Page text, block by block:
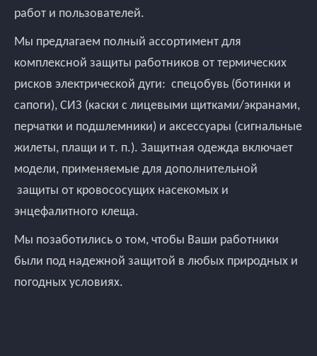
работ и пользователей.
Мы предлагаем полный ассортимент для
комплексной защиты работников от термических
рисков электрической дуги: спецобувь (ботинки и
сапоги), СИЗ (каски с лицевыми щитками/экранами,
перчатки и подшлемники) и аксессуары (сигнальные
жилеты, плащи и т. п.). Защитная одежда включает
модели, применяемые для дополнительной
защиты от кровососущих насекомых и
энцефалитного клеща.
Мы позаботились о том, чтобы Ваши работники
были под надежной защитой в любых природных и
погодных условиях.